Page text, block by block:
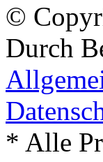
©
Durch
* Alle